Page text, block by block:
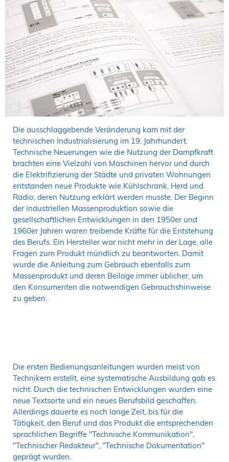
Die ausschlaggebende Veränderung kam mit der
technischen Industrialisierung im 19. Jahrhundert.
Technische Neuerungen wie die Nutzung der Dampfkraft
brachten eine Vielzahl von Maschinen hervor und durch
die Elektrifizierung der Städte und privaten Wohnungen
entstanden neue Produkte wie Kühlschrank, Herd und
Radio, deren Nutzung erklärt werden musste. Der Beginn
der industriellen Massenproduktion sowie die
gesellschaftlichen Entwicklungen in den 1950er und
1960er Jahren waren treibende Kräfte für die Entstehung
des Berufs. Ein Hersteller war nicht mehr in der Lage, alle
Fragen zum Produkt mündlich zu beantworten. Damit
wurde die Anleitung zum Gebrauch ebenfalls zum
Massenprodukt und deren Beilage immer üblicher, um
den Konsumenten die notwendigen Gebrauchshinweise
zu geben.
Die ersten Bedienungsanleitungen wurden meist von
Technikern erstellt, eine systematische Ausbildung gab es
nicht. Durch die technischen Entwicklungen wurden eine
neue Textsorte und ein neues Berufsbild geschaffen.
Allerdings dauerte es noch lange Zeit, bis für die
Tätigkeit, den Beruf und das Produkt die entsprechenden
sprachlichen Begriffe "Technische Kommunikation",
"Technischer Redakteur", "Technische Dokumentation"
geprägt wurden.